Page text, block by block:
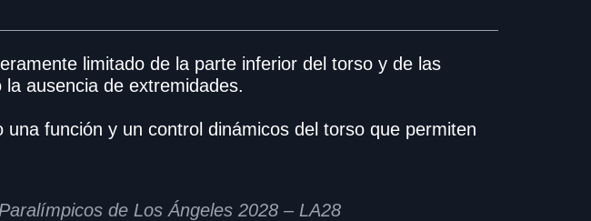
limitado de la parte inferior del torso y de las
ausencia de extremidades.
función y un control dinámicos del torso que permiten
de Los Ángeles 2028 – LA28